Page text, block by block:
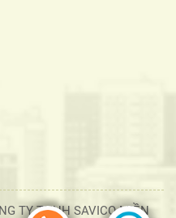
TY TNHH SAVICO MIỀN